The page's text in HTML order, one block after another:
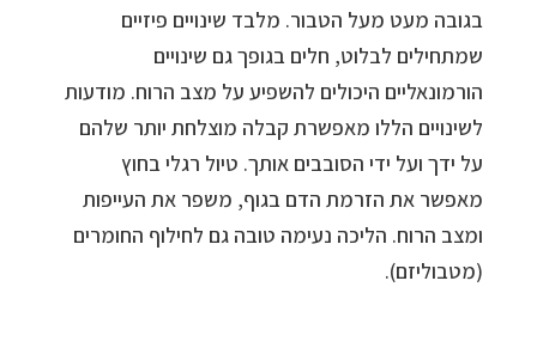
בגובה מעט מעל הטבור. מלבד שינויים פיזיים
שמתחילים לבלוט, חלים בגופך גם שינויים
הורמונאליים היכולים להשפיע על מצב הרוח. מודעות
לשינויים הללו מאפשרת קבלה מוצלחת יותר שלהם
על ידך ועל ידי הסובבים אותך. טיול רגלי בחוץ
מאפשר את הזרמת הדם בגוף, משפר את העייפות
ומצב הרוח. הליכה נעימה טובה גם לחילוף החומרים
(מטבוליזם).